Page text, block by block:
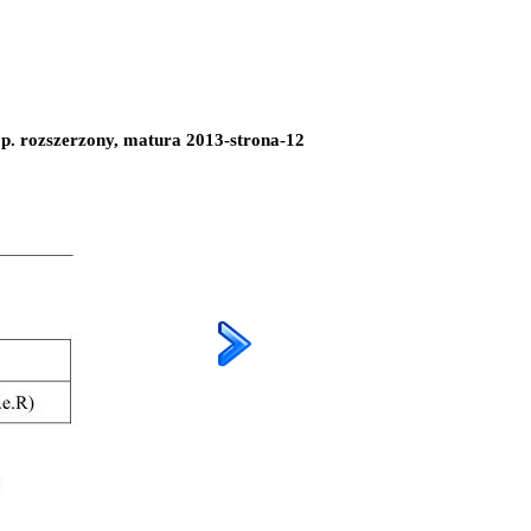
rozszerzony, matura 2013-strona-12